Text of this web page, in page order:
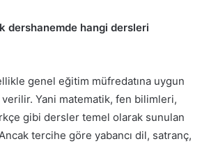
dershanemde hangi dersleri
genel eğitim müfredatına uygun
Yani matematik, fen bilimleri,
gibi dersler temel olarak sunulan
tercihe göre yabancı dil, satranç,